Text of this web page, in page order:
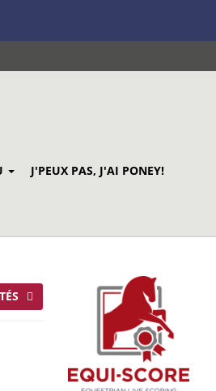
J'PEUX PAS, J'AI PONEY!